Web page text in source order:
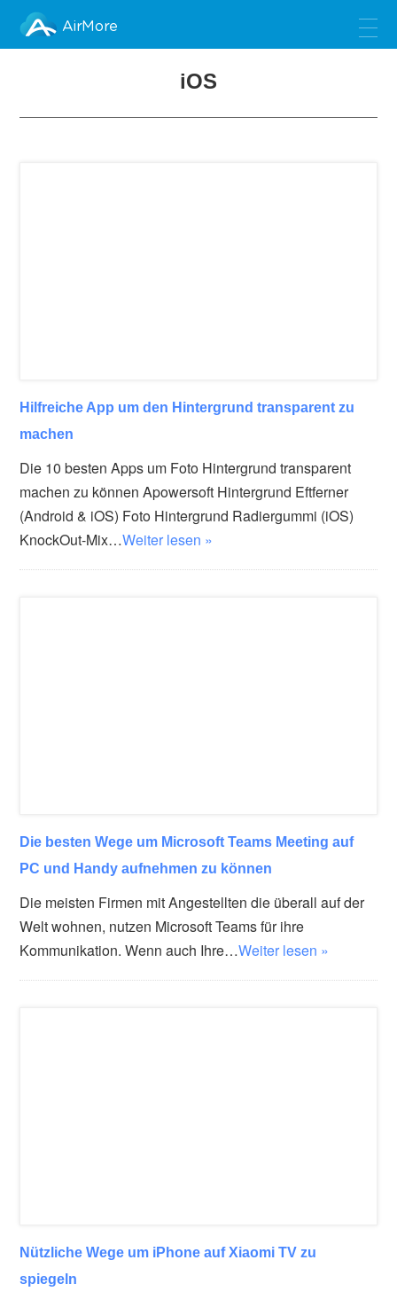
AirMore
iOS
Hilfreiche App um den Hintergrund transparent zu
machen
Die 10 besten Apps um Foto Hintergrund transparent
machen zu können Apowersoft Hintergrund Eftferner
(Android & iOS) Foto Hintergrund Radiergummi (iOS)
KnockOut-Mix…Weiter lesen »
Die besten Wege um Microsoft Teams Meeting auf
PC und Handy aufnehmen zu können
Die meisten Firmen mit Angestellten die überall auf der
Welt wohnen, nutzen Microsoft Teams für ihre
Kommunikation. Wenn auch Ihre…Weiter lesen »
Nützliche Wege um iPhone auf Xiaomi TV zu
spiegeln